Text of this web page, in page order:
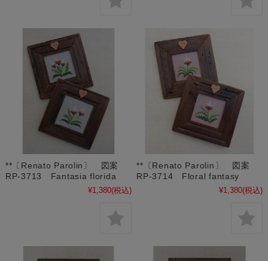
**〔Renato Parolin〕 図案
RP-3713 Fantasia florida
¥1,380(税込)
**〔Renato Parolin〕 図案
RP-3714 Floral fantasy
¥1,380(税込)